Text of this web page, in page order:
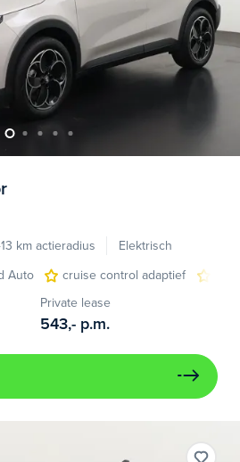
km actieradius
Elektrisch
Auto
cruise control adaptief
Private lease
543,- p.m.